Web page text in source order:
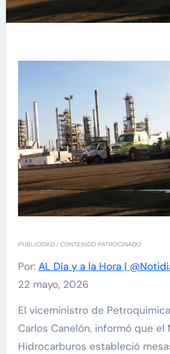
PUBLICIDAD / CONTENIDO PATROCINADO
Por: AL Día y a la Hora |
22 mayo, 2026
El viceministro de Petroquímica y Refinación,
Carlos Canelón, informó que el
Hidrocarburos estableció